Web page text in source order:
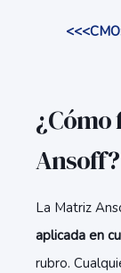
Ansoff?
La Matriz
aplicada en
rubro.